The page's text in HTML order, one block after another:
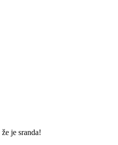
je sranda!